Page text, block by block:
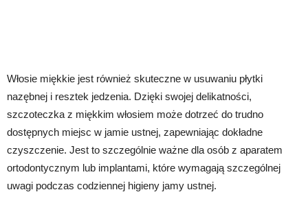
Włosie miękkie jest również skuteczne w usuwaniu płytki
nazębnej i resztek jedzenia. Dzięki swojej delikatności,
szczoteczka z miękkim włosiem może dotrzeć do trudno
dostępnych miejsc w jamie ustnej, zapewniając dokładne
czyszczenie. Jest to szczególnie ważne dla osób z aparatem
ortodontycznym lub implantami, które wymagają szczególnej
uwagi podczas codziennej higieny jamy ustnej.